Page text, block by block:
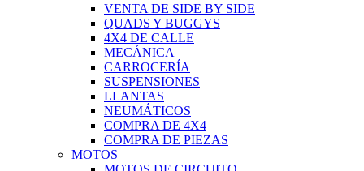
VENTA DE SIDE BY SIDE
QUADS Y BUGGYS
4X4 DE CALLE
MECÁNICA
CARROCERÍA
SUSPENSIONES
LLANTAS
NEUMÁTICOS
COMPRA DE 4X4
COMPRA DE PIEZAS
MOTOS